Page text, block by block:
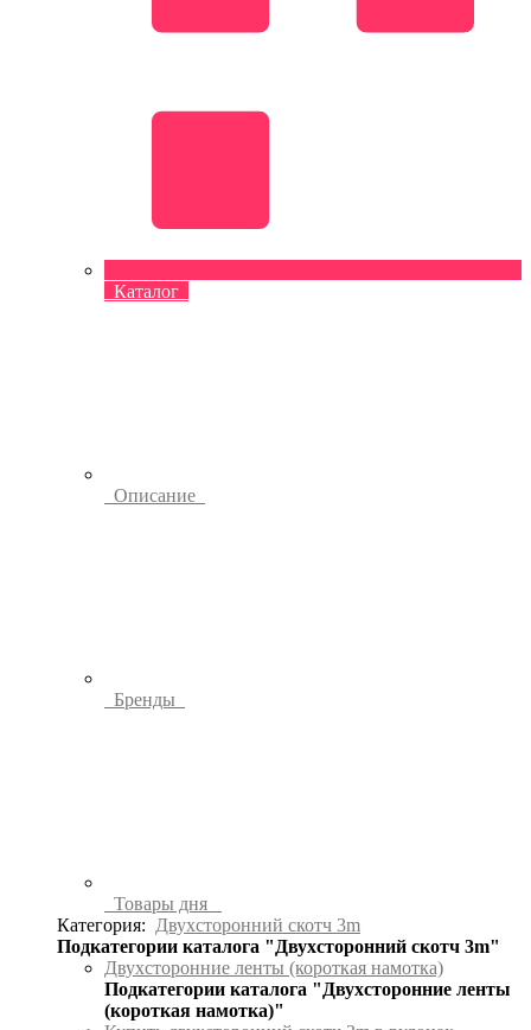
Каталог
Описание
Бренды
Товары дня
Категория:
Двухсторонний скотч 3m
Подкатегории каталога "Двухсторонний скотч 3m"
Двухсторонние ленты (короткая намотка)
Подкатегории каталога "Двухсторонние ленты
(короткая намотка)"